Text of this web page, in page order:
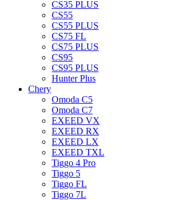
CS35 PLUS
CS55
CS55 PLUS
CS75 FL
CS75 PLUS
CS95
CS95 PLUS
Hunter Plus
Chery
Omoda C5
Omoda C7
EXEED VX
EXEED RX
EXEED LX
EXEED TXL
Tiggo 4 Pro
Tiggo 5
Tiggo FL
Tiggo 7L